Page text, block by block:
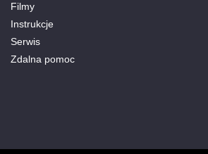
Filmy
Instrukcje
Serwis
Zdalna pomoc